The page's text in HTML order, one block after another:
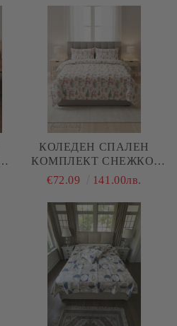
КОЛЕДЕН СПАЛЕН
КОМПЛЕКТ СНЕЖКО,
100% ПАМУК/ 5Д,
€72.09 141.00лв.